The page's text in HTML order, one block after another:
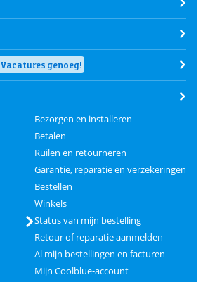
Vacatures genoeg!
Bezorgen en installeren
Betalen
Ruilen en retourneren
Garantie, reparatie en verzekeringen
Bestellen
Winkels
Status van mijn bestelling
Retour of reparatie aanmelden
Al mijn bestellingen en facturen
Mijn Coolblue-account